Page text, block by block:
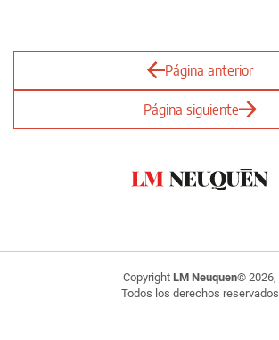
Página anterior
Página siguiente
Copyright LM Neuquen© 2026,
Todos los derechos reservados